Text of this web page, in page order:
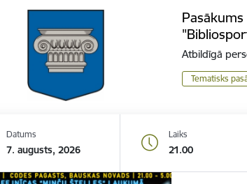
Atbildīgā
Tematisks
Datums
7. augusts, 2026
Laiks
21.00